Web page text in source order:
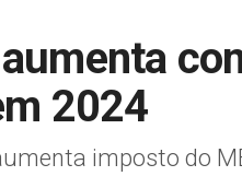
2024
imposto do